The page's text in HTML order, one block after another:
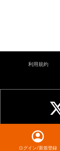
ログイン/新規登録
利用規約